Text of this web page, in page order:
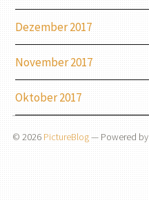
Dezember 2017
November 2017
Oktober 2017
© 2026 PictureBlog— Powered by